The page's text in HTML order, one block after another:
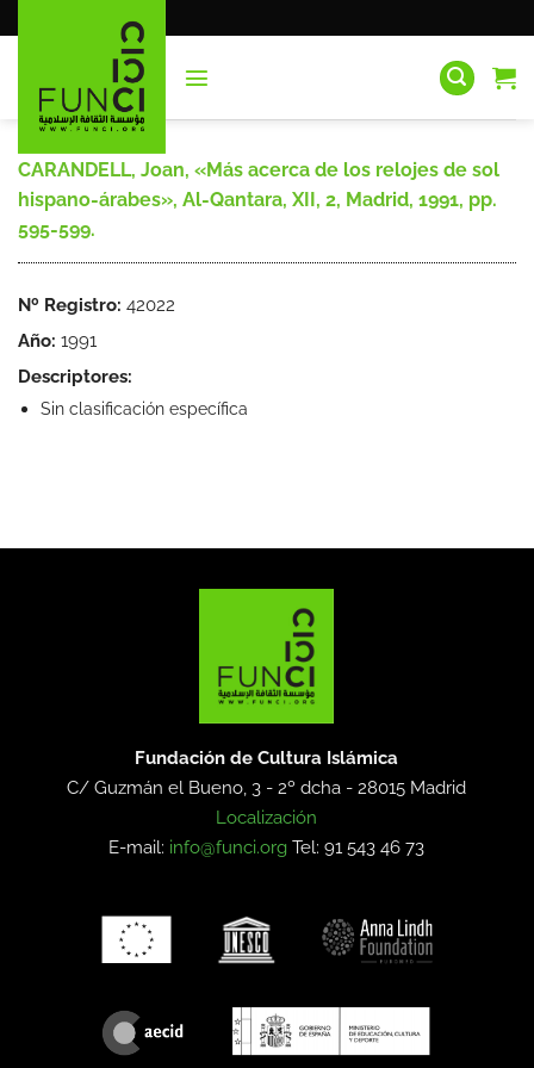
al
CARANDELL, Joan, «Más acerca de los relojes de sol
hispano-árabes», Al-Qantara, XII, 2, Madrid, 1991, pp.
595-599.
Nº Registro: 42022
Año: 1991
Descriptores:
Sin clasificación específica
Fundación de Cultura Islámica
C/ Guzmán el Bueno, 3 - 2º dcha -28015 Madrid
Localización
E-mail: info@funci.org Tel: 91 543 46 73